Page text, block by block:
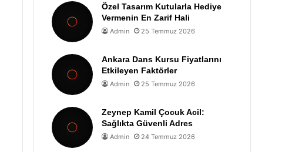
Özel Tasarım Kutularla Hediye
Vermenin En Zarif Hali
Admin 25 Temmuz 2026
Ankara Dans Kursu Fiyatlarını
Etkileyen Faktörler
Admin 25 Temmuz 2026
Zeynep Kamil Çocuk Acil:
Sağlıkta Güvenli Adres
Admin 24 Temmuz 2026